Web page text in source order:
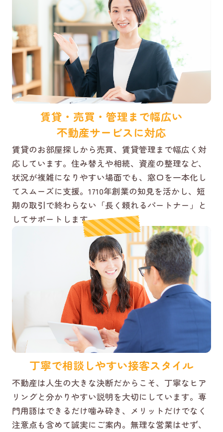
賃貸・売買・管理まで幅広い
不動産サービスに対応
賃貸のお部屋探しから売買、賃貸管理まで幅広く対
応しています。住み替えや相続、資産の整理など、
状況が複雑になりやすい場面でも、窓口を一本化し
てスムーズに支援。1710年創業の知見を活かし、短
期の取引で終わらない「長く頼れるパートナー」と
してサポートします。
丁寧で相談しやすい接客スタイル
不動産は人生の大きな決断だからこそ、丁寧なヒア
リングと分かりやすい説明を大切にしています。専
門用語はできるだけ噛み砕き、メリットだけでなく
注意点も含めて誠実にご案内。無理な営業はせず、